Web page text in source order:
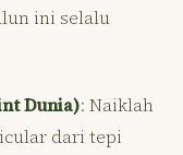
ini selalu
Dunia): Naiklah
dari tepi